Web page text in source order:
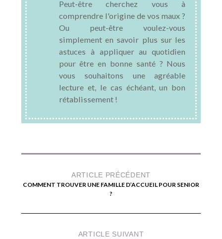
Peut-être cherchez vous à
comprendre l'origine de vos maux ?
Ou peut-être voulez-vous
simplement en savoir plus sur les
astuces à appliquer au quotidien
pour être en bonne santé ? Nous
vous souhaitons une agréable
lecture et, le cas échéant, un bon
rétablissement !
ARTICLE PRÉCÉDENT
COMMENT TROUVER UNE FAMILLE D’ACCUEIL POUR SENIOR
?
ARTICLE SUIVANT